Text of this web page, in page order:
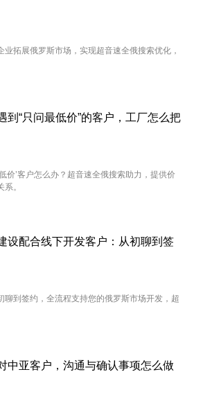
业拓展俄罗斯市场，实现超音速全俄搜索优化，
到“只问最低价”的客户，工厂怎么把
价’客户怎么办？超音速全俄搜索助力，提供价
。
设配合线下开发客户：从初聊到签
聊到签约，全流程支持您的俄罗斯市场开发，超
中亚客户，沟通与确认事项怎么做